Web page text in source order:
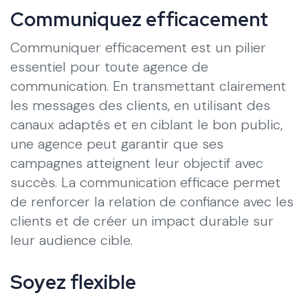
Communiquez efficacement
Communiquer efficacement est un pilier
essentiel pour toute agence de
communication. En transmettant clairement
les messages des clients, en utilisant des
canaux adaptés et en ciblant le bon public,
une agence peut garantir que ses
campagnes atteignent leur objectif avec
succès. La communication efficace permet
de renforcer la relation de confiance avec les
clients et de créer un impact durable sur
leur audience cible.
Soyez flexible